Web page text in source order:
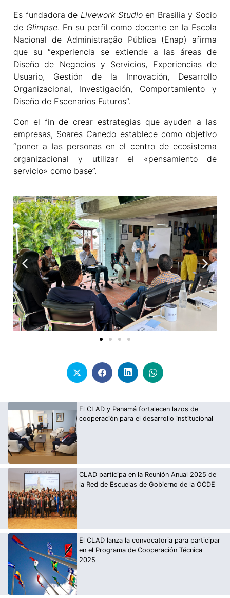
Es fundadora de Livework Studioen Brasilia y Socio
de Glimpse. En su perfil como docente en la Escola
Nacional de Administração Pública (Enap) afirma
que su “experiencia se extiende a las áreas de
Diseño de Negocios y Servicios, Experiencias de
Usuario, Gestión de la Innovación, Desarrollo
Organizacional, Investigación, Comportamiento y
Diseño de Escenarios Futuros”.
Con el fin de crear estrategias que ayuden a las
empresas, Soares Canedo establece como objetivo
“poner a las personas en el centro de ecosistema
organizacional y utilizar el «pensamiento de
servicio» como base”.
El CLAD y Panamá fortalecen lazos de
cooperación para el desarrollo institucional
CLAD participa en la Reunión Anual 2025 de
la Red de Escuelas de Gobierno de la OCDE
El CLAD lanza la convocatoria para participar
en el Programa de Cooperación Técnica
2025